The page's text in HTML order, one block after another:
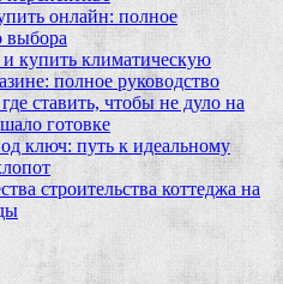
онлайн: полное
выбора
купить климатическую
полное руководство
ставить, чтобы не дуло на
готовке
ключ: путь к идеальному
строительства коттеджа на